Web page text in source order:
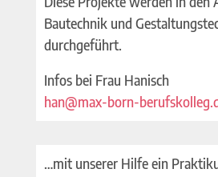
Bautechnik und
durchgeführt.
Infos bei Frau Hanisch
han@max-born-
…mit unserer Hilfe ein